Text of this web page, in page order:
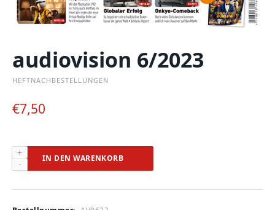
audiovision 6/2023
HEFTNACHBESTELLUNGEN
€7,50
audiovision
6/2023
IN DEN WARENKORB